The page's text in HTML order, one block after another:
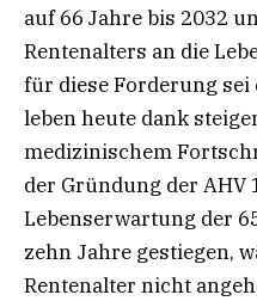
auf 66 Jahre bis 2032
Rentenalters an die
für diese Forderung
leben heute dank
medizinischem
der Gründung der AHV
Lebenserwartung der
zehn Jahre gestiegen,
Rentenalter nicht